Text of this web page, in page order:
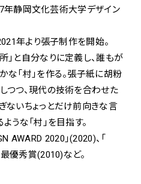
年静岡文化芸術大学デザイン
年より張子制作を開始。
」と自分なりに定義し、誰もが
「村」を作る。張子紙に胡粉
つつ、現代の技術を合わせた
ないちょっとだけ前向きな言
うな「村」を目指す。
AWARD 2020」(2020)、「
優秀賞(2010)など。